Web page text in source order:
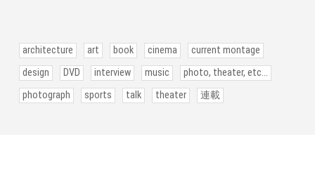
architecture art book cinema
current montage
design
DVD interview music
photo, theater, etc...
photograph
sports talk theater 連載